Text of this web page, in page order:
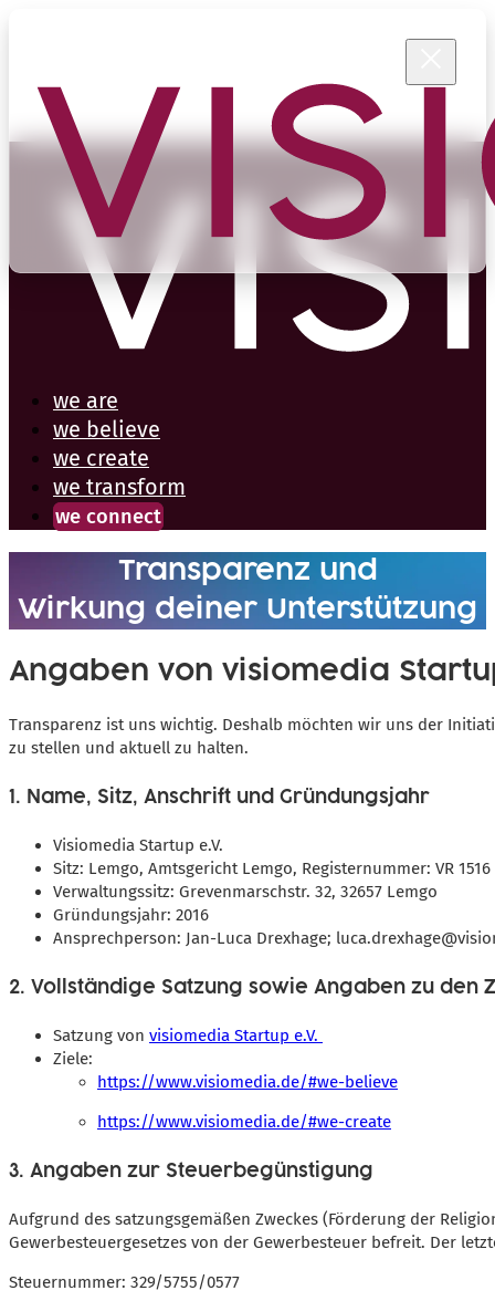
we are
we believe
we create
we transform
we connect
Transparenz und
Wirkung deiner Unterstützung
Angaben von visiomedia
Transparenz ist uns wichtig. Deshalb möchten wir uns der
zu stellen und aktuell zu halten.
1. Name, Sitz, Anschrift und Gründungsjahr
Visiomedia Startup e.V.
Sitz: Lemgo, Amtsgericht Lemgo, Registernummer: VR 1516
Verwaltungssitz: Grevenmarschstr. 32, 32657 Lemgo
Gründungsjahr: 2016
Ansprechperson: Jan-Luca Drexhage;
2. Vollständige Satzung sowie Angaben zu den
Satzung von visiomedia Startup e.V.
Ziele:
https://www.visiomedia.de/#we-believe
https://www.visiomedia.de/#we-create
3. Angaben zur Steuerbegünstigung
Aufgrund des satzungsgemäßen Zweckes (Förderung der
Gewerbesteuergesetzes von der Gewerbesteuer befreit. Der
Steuernummer: 329/5755/0577